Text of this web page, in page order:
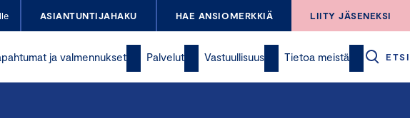
ASIANTUNTIJAHAKU HAE ANSIOMERKKIÄ LIITY JÄSENEKSI
ja valmennukset Palvelut Vastuullisuus Tietoa meistä ETSI